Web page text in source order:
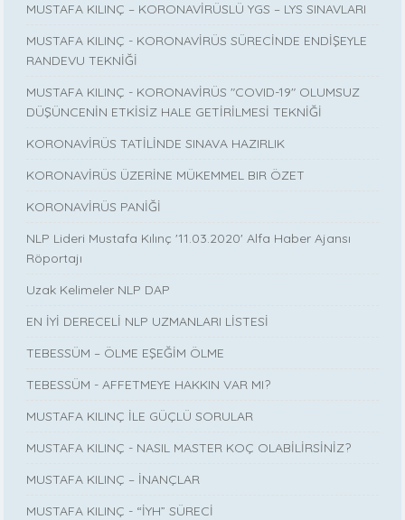
MUSTAFA KILINÇ – KORONAVİRÜSLÜ YGS – LYS SINAVLARI
MUSTAFA KILINÇ - KORONAVİRÜS SÜRECİNDE ENDİŞEYLE
RANDEVU TEKNİĞİ
MUSTAFA KILINÇ - KORONAVİRÜS "COVID-19" OLUMSUZ
DÜŞÜNCENİN ETKİSİZ HALE GETİRİLMESİ TEKNİĞİ
KORONAVİRÜS TATİLİNDE SINAVA HAZIRLIK
KORONAVİRÜS ÜZERİNE MÜKEMMEL BIR ÖZET
KORONAVİRÜS PANİĞİ
NLP Lideri Mustafa Kılınç '11.03.2020' Alfa Haber Ajansı
Röportajı
Uzak Kelimeler NLP DAP
EN İYİ DERECELİ NLP UZMANLARI LİSTESİ
TEBESSÜM – ÖLME EŞEĞİM ÖLME
TEBESSÜM - AFFETMEYE HAKKIN VAR MI?
MUSTAFA KILINÇ İLE GÜÇLÜ SORULAR
MUSTAFA KILINÇ - NASIL MASTER KOÇ OLABİLİRSİNİZ?
MUSTAFA KILINÇ – İNANÇLAR
MUSTAFA KILINÇ - “İYH” SÜRECİ